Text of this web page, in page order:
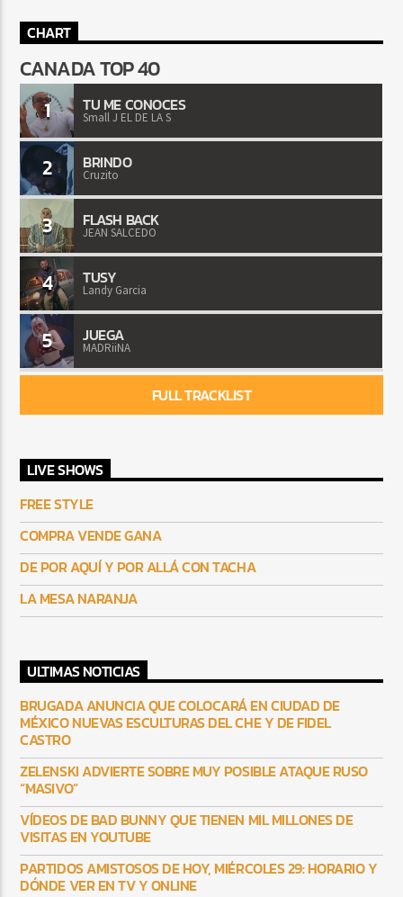
CHART
CANADA TOP 40
1 TU ME CONOCES
Small J EL DE LA S
2 BRINDO
Cruzito
3 FLASH BACK
JEAN SALCEDO
4 TUSY
Landy Garcia
5 JUEGA
MADRiiNA
FULL TRACKLIST
LIVE SHOWS
FREE STYLE
COMPRA VENDE GANA
DE POR AQUÍ Y POR ALLÁ CON TACHA
LA MESA NARANJA
ULTIMAS NOTICIAS
BRUGADA ANUNCIA QUE COLOCARÁ EN CIUDAD DE
MÉXICO NUEVAS ESCULTURAS DEL CHE Y DE FIDEL
CASTRO
ZELENSKI ADVIERTE SOBRE MUY POSIBLE ATAQUE RUSO
“MASIVO”
VÍDEOS DE BAD BUNNY QUE TIENEN MIL MILLONES DE
VISITAS EN YOUTUBE
PARTIDOS AMISTOSOS DE HOY, MIÉRCOLES 29: HORARIO Y
DÓNDE VER EN TV Y ONLINE